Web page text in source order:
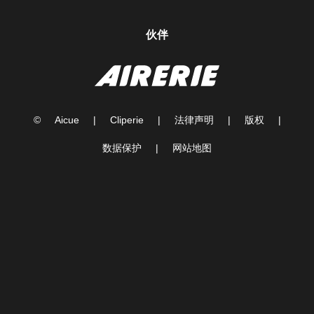
伙伴
© Aicue | Cliperie | 法律声明 | 版权 |
数据保护 | 网站地图